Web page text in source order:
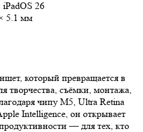
26
5.1 мм
который превращается в
творчества, съёмки, монтажа,
чипу M5, Ultra Retina
Intelligence, он открывает
— для тех, кто